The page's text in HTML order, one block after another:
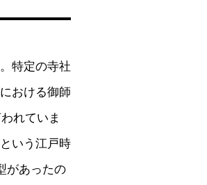
特定の寺社
おける御師
れていま
いう江戸時
があったの